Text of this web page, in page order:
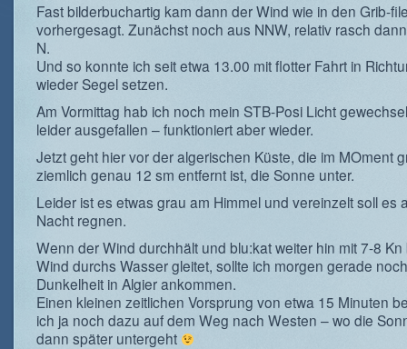
Fast bilderbuchartig kam dann der Wind wie in den Grib-
vorhergesagt. Zunächst noch aus NNW, relativ rasch
N.
Und so konnte ich seit etwa 13.00 mit flotter Fahrt in
wieder Segel setzen.
Am Vormittag hab ich noch mein STB-Posi Licht
leider ausgefallen – funktioniert aber wieder.
Jetzt geht hier vor der algerischen Küste, die im MOment
ziemlich genau 12 sm entfernt ist, die Sonne unter.
Leider ist es etwas grau am Himmel und vereinzelt soll es
Nacht regnen.
Wenn der Wind durchhält und blu:kat weiter hin mit 7-8
Wind durchs Wasser gleitet, sollte ich morgen gerade
Dunkelheit in Algier ankommen.
Einen kleinen zeitlichen Vorsprung von etwa 15 Minuten
ich ja noch dazu auf dem Weg nach Westen – wo die
dann später untergeht